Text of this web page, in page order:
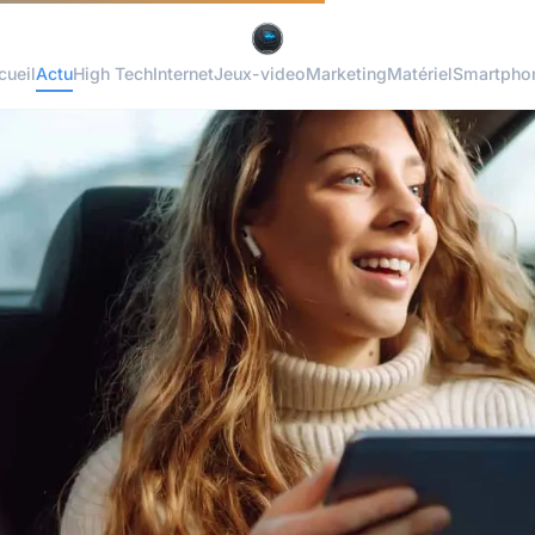
ActuHigh TechInternetJeux-videoMarketingMatériel